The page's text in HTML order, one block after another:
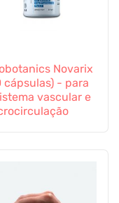
Novarix
cápsulas) - para
vascular e